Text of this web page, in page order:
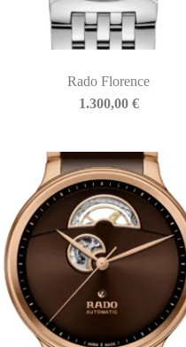
Rado Florence
1.300,00 €